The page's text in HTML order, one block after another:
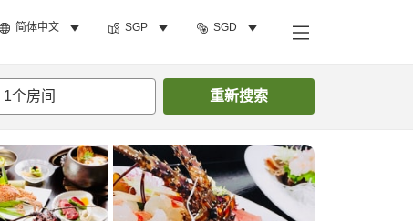
简体中文 SGP SGD
1个房间 重新搜索
搜索客房